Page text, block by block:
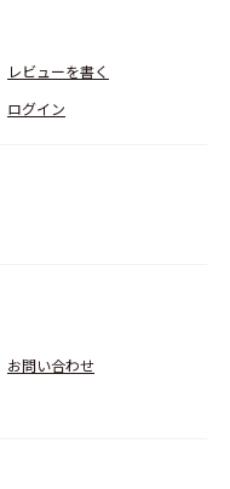
レビューを書く
ログイン
お問い合わせ